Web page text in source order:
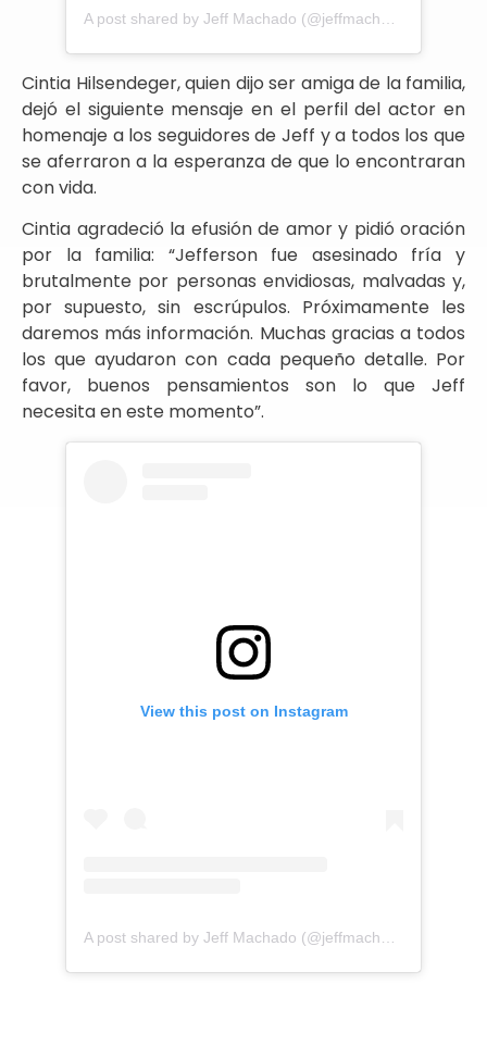
Cintia Hilsendeger, quien dijo ser amiga de la familia,
dejó el siguiente mensaje en el perfil del actor en
homenaje a los seguidores de Jeff y a todos los que
se aferraron a la esperanza de que lo encontraran
con vida.
Cintia agradeció la efusión de amor y pidió oración
por la familia: “Jefferson fue asesinado fría y
brutalmente por personas envidiosas, malvadas y,
por supuesto, sin escrúpulos. Próximamente les
daremos más información. Muchas gracias a todos
los que ayudaron con cada pequeño detalle. Por
favor, buenos pensamientos son lo que Jeff
necesita en este momento”.
View this post on Instagram